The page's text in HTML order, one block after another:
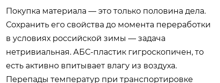
Покупка материала — это только половина дела.
Сохранить его свойства до момента переработки
в условиях российской зимы — задача
нетривиальная. АБС-пластик гигроскопичен, то
есть активно впитывает влагу из воздуха.
Перепады температур при транспортировке